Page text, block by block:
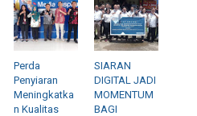
Perda
Penyiaran
Meningkatka
n Kualitas
SIARAN
DIGITAL JADI
MOMENTUM
BAGI